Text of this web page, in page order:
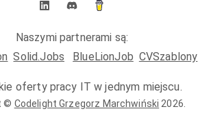
Naszymi partnerami są:
Solid.Jobs BlueLionJob CVSzablony
oferty pracy IT w jednym miejscu.
© Codelight Grzegorz Marchwiński 2026